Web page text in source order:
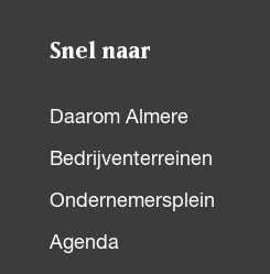
Snel naar
Daarom Almere
Bedrijventerreinen
Ondernemersplein
Agenda